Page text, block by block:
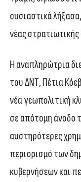
ουσιαστικά
νέας
Η αναπληρώτρια
του ΔΝΤ, Πέτια
νέα γεωπολιτική
σε απότομη άνοδο
αυστηρότερες
περιορισμό των
κυβερνήσεων και